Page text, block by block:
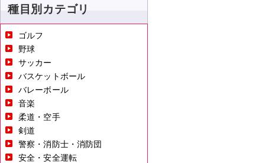
種目別カテゴリ
ゴルフ
野球
サッカー
バスケットボール
バレーボール
音楽
柔道・空手
剣道
警察・消防士・消防団
安全・安全運転